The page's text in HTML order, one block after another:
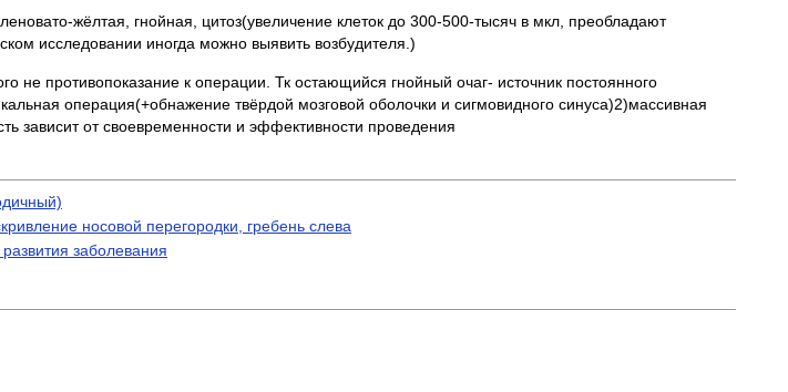
жёлтая, гнойная, цитоз(увеличение клеток до 300-500-тысяч в мкл, преобладают
исследовании иногда можно выявить возбудителя.)
не противопоказание к операции. Тк остающийся гнойный очаг- источник постоянного
операция(+обнажение твёрдой мозговой оболочки и сигмовидного синуса)2)массивная
зависит от своевременности и эффективности проведения
носовой перегородки, гребень слева
заболевания